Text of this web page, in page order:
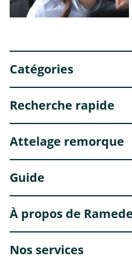
Catégories
Recherche rapide
Attelage remorque
Guide
À propos de
Nos services